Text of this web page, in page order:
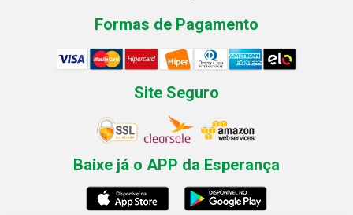
Formas de Pagamento
Site Seguro
Baixe já o APP da Esperança